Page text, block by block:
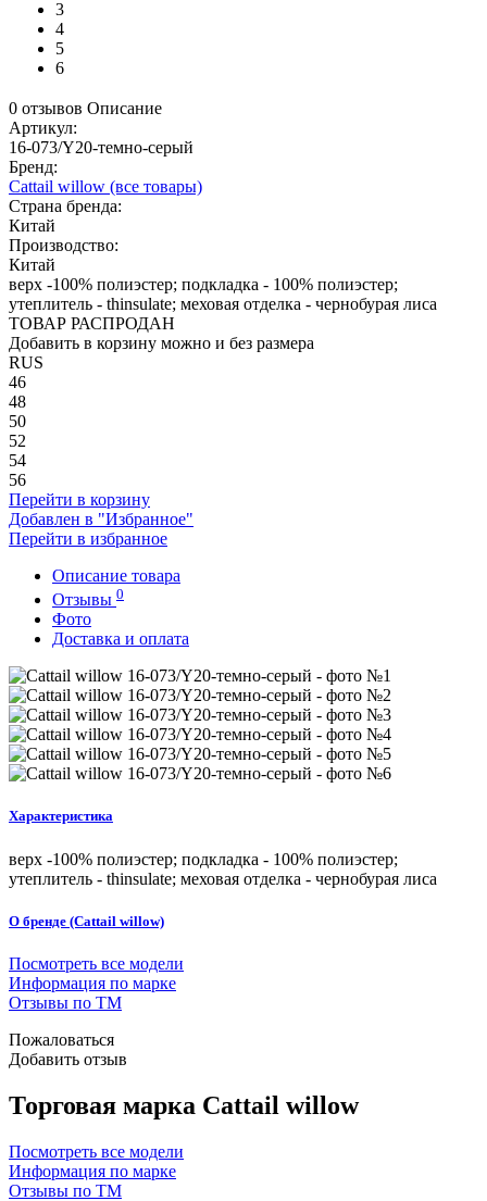
3
4
5
6
0 отзывов Описание
Артикул:
16-073/Y20-темно-серый
Бренд:
Cattail willow (все товары)
Страна бренда:
Китай
Производство:
Китай
верх -100% полиэстер; подкладка - 100% полиэстер;
утеплитель - thinsulate; меховая отделка - чернобурая лиса
ТОВАР РАСПРОДАН
Добавить в корзину можно и без размера
RUS
46
48
50
52
54
56
Перейти в корзину
Добавлен в "Избранное"
Перейти в избранное
Описание товара
Отзывы 0
Фото
Доставка и оплата
Характеристика
верх -100% полиэстер; подкладка - 100% полиэстер;
утеплитель - thinsulate; меховая отделка - чернобурая лиса
О бренде (Cattail willow)
Посмотреть все модели
Информация по марке
Отзывы по ТМ
Пожаловаться
Добавить отзыв
Торговая марка Cattail willow
Посмотреть все модели
Информация по марке
Отзывы по ТМ